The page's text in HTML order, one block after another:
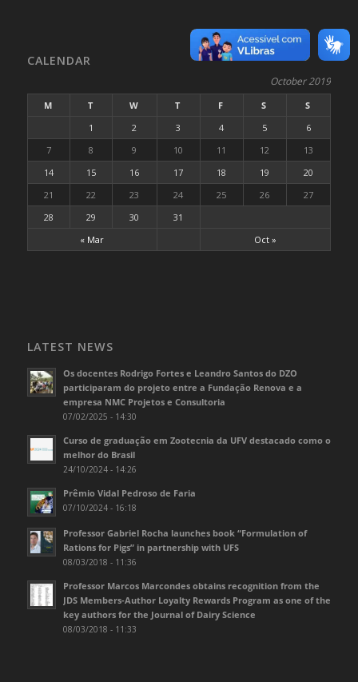
CALENDAR
October 2019
M T W T F S S
« Mar Oct »
1 2 3 4 5
6
7
8 9 10 11 12
13
14
15 16 17 18 19
20
21
22 23 24 25 26
27
28
29 30 31
LATEST NEWS
Os docentes Rodrigo Fortes e Leandro Santos do DZO
participaram do projeto entre a Fundação Renova e a
empresa NMC Projetos e Consultoria
07/02/2025 - 14:30
Curso de graduação em Zootecnia da UFV destacado como o
melhor do Brasil
24/10/2024 - 14:26
Prêmio Vidal Pedroso de Faria
07/10/2024 - 16:18
Professor Gabriel Rocha launches book “Formulation of
Rations for Pigs” in partnership with UFS
08/03/2018 - 11:36
Professor Marcos Marcondes obtains recognition from the
JDS Members-Author Loyalty Rewards Program as one of the
key authors for the Journal of Dairy Science
08/03/2018 - 11:33